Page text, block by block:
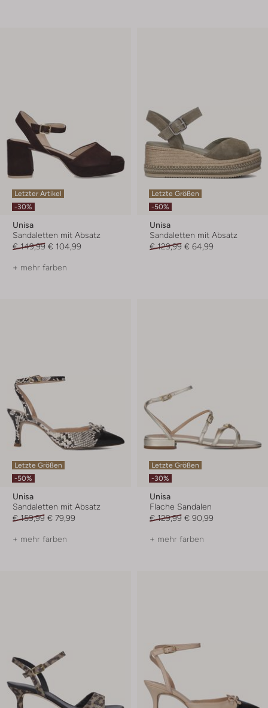
Letzter Artikel
-30%
Unisa
Sandaletten mit Absatz
€ 149,99 € 104,99
+ mehr farben
Letzte Größen
-50%
Unisa
Sandaletten mit Absatz
€ 129,99 € 64,99
Letzte Größen
-50%
Unisa
Sandaletten mit Absatz
€ 159,99 € 79,99
+ mehr farben
Letzte Größen
-30%
Unisa
Flache Sandalen
€ 129,99 € 90,99
+ mehr farben